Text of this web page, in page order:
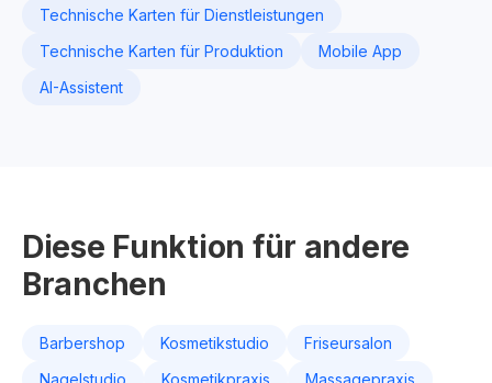
Technische Karten für Dienstleistungen
Technische Karten für Produktion
Mobile App
AI-Assistent
Diese Funktion für andere
Branchen
Barbershop Kosmetikstudio
Friseursalon
Nagelstudio
Kosmetikpraxis Massagepraxis